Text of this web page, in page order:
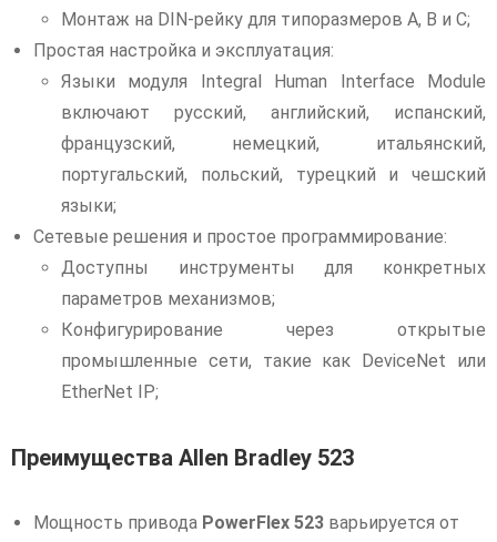
Монтаж на DIN-рейку для типоразмеров A, B и C;
Простая настройка и эксплуатация:
Языки модуля Integral Human Interface Module
включают русский, английский, испанский,
французский, немецкий, итальянский,
португальский, польский, турецкий и чешский
языки;
Сетевые решения и простое программирование:
Доступны инструменты для конкретных
параметров механизмов;
Конфигурирование через открытые
промышленные сети, такие как DeviceNet или
EtherNet IP;
Преимущества Allen Bradley 523
Мощность привода PowerFlex 523 варьируется от